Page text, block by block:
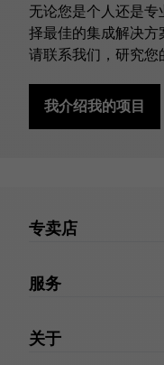
无论您是个人还是
择最佳的集成解决方
请联系我们，研究您
我介绍我的项目
专卖店
服务
关于